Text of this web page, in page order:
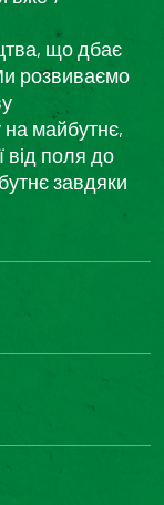
що дбає
розвиваємо
на майбутнє,
від поля до
завдяки